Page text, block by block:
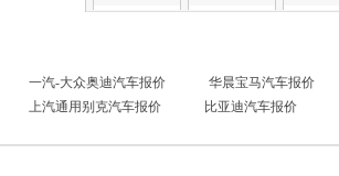
一汽-大众奥迪汽车报价 华晨宝马汽车报价
上汽通用别克汽车报价
比亚迪汽车报价